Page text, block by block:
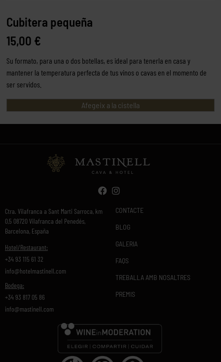
Cubitera pequeña
15,00 €
Su formato, para una o dos botellas, es ideal para tenerla en casa y
mantener la temperatura perfecta de tus vinos o cavas en el momento de
ser servidos.
Afegeix a la cistella
Ctra. Vilafranca a Sant Marti Sarroca, km
0,5 08720 Vilafranca del Penedés,
Barcelona, España
Hotel/Restaurant:
+34 93 115 61 32
info@hotelmastinell.com
Bodega:
+34 93 817 05 86
info@mastinell.com
CONTACTE
BLOG
GALERIA
FAQS
TREBALLA AMB NOSALTRES
PREMIS